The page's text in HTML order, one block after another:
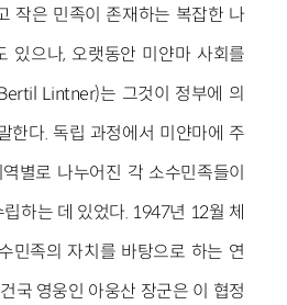
작은 민족이 존재하는 복잡한 나
있으나, 오랫동안 미얀마 사회를
Lintner)는 그것이 정부에 의
한다. 독립 과정에서 미얀마에 주
별로 나누어진 각 소수민족들이
하는 데 있었다. 1947년 12월 체
민족의 자치를 바탕으로 하는 연
국 영웅인 아웅산 장군은 이 협정